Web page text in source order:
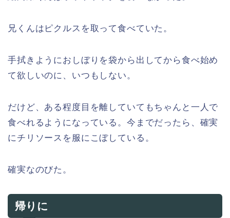
兄くんはピクルスを取って食べていた。
手拭きようにおしぼりを袋から出してから食べ始め
て欲しいのに、いつもしない。
だけど、ある程度目を離していてもちゃんと一人で
食べれるようになっている。今までだったら、確実
にチリソースを服にこぼしている。
確実なのびた。
帰りに